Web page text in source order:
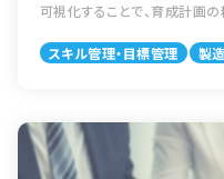
可視化することで、育成計画
法、導入時の注意点までを体系
スキル管理・目標管理 製